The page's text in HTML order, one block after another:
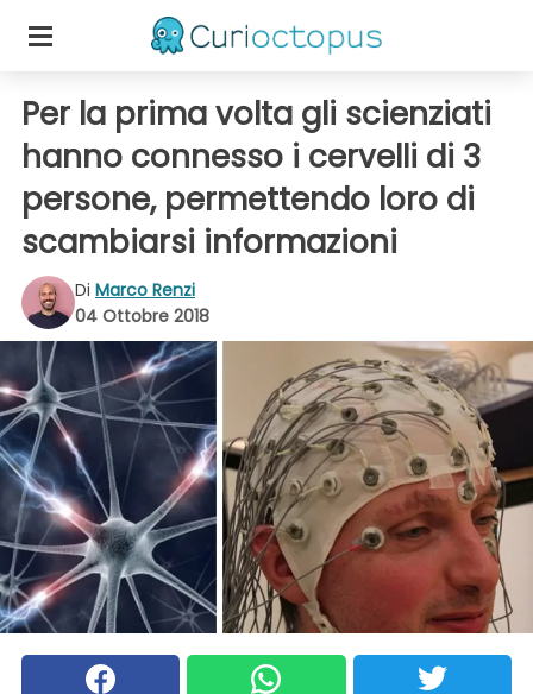
Per la prima volta gli scienziati
hanno connesso i cervelli di 3
persone, permettendo loro di
scambiarsi informazioni
Di Marco Renzi
04 Ottobre 2018